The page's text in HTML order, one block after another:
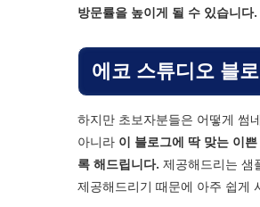
방문률을 높이게 될 수 있습니다.
에코 스튜디오 블
하지만 초보자분들은 어떻게 썸
아니라 이 블로그에 딱 맞는 이
록 해드립니다. 제공해드리는 샘
제공해드리기 때문에 아주 쉽게